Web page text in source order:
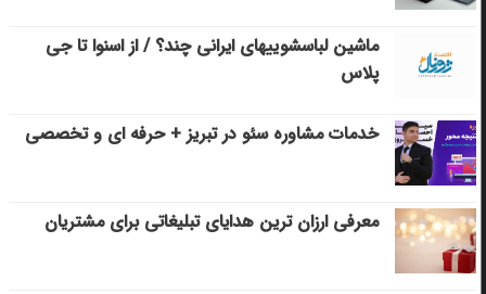
ماشین لباسشویی‎های ایرانی چند؟ / از اسنوا تا جی
پلاس
خدمات مشاوره سئو در تبریز + حرفه ای و تخصصی
معرفی ارزان ترین هدایای تبلیغاتی برای مشتریان